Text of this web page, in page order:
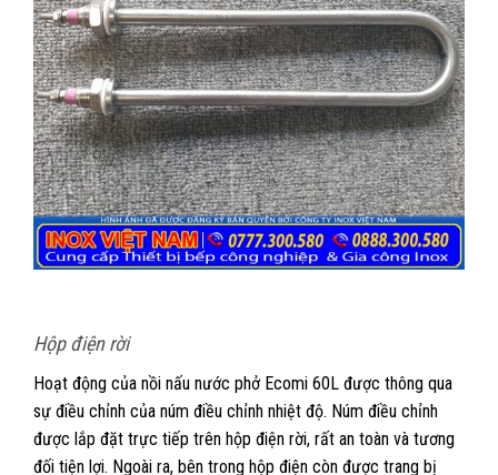
Hộp điện rời
Hoạt động của nồi nấu nước phở Ecomi 60L được thông qua
sự điều chỉnh của núm điều chỉnh nhiệt độ. Núm điều chỉnh
được lắp đặt trực tiếp trên hộp điện rời, rất an toàn và tương
đối tiện lợi. Ngoài ra, bên trong hộp điện còn được trang bị